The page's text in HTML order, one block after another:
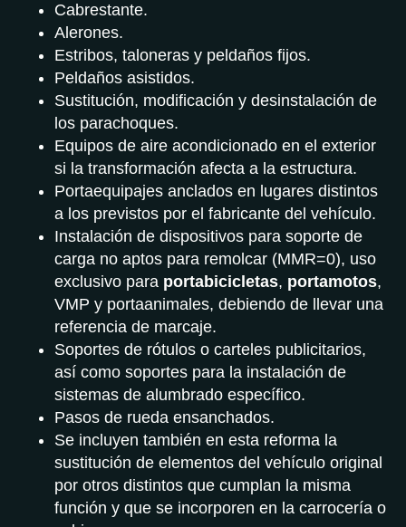
Cabrestante.
Alerones.
Estribos, taloneras y peldaños fijos.
Peldaños asistidos.
Sustitución, modificación y desinstalación de
los parachoques.
Equipos de aire acondicionado en el exterior
si la transformación afecta a la estructura.
Portaequipajes anclados en lugares distintos
a los previstos por el fabricante del vehículo.
Instalación de dispositivos para soporte de
carga no aptos para remolcar (MMR=0), uso
exclusivo para portabicicletas, portamotos,
VMP y portaanimales, debiendo de llevar una
referencia de marcaje.
Soportes de rótulos o carteles publicitarios,
así como soportes para la instalación de
sistemas de alumbrado específico.
Pasos de rueda ensanchados.
Se incluyen también en esta reforma la
sustitución de elementos del vehículo original
por otros distintos que cumplan la misma
función y que se incorporen en la carrocería o